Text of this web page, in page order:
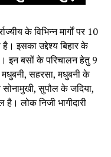
के विभिन्न मार्गों पर 10
इसका उद्देश्य बिहार के
इन बसों के परिचालन हेतु 9
मधुबनी, सहरसा, मधुबनी के
सुपौल के जदिया,
लोक निजी भागीदारी